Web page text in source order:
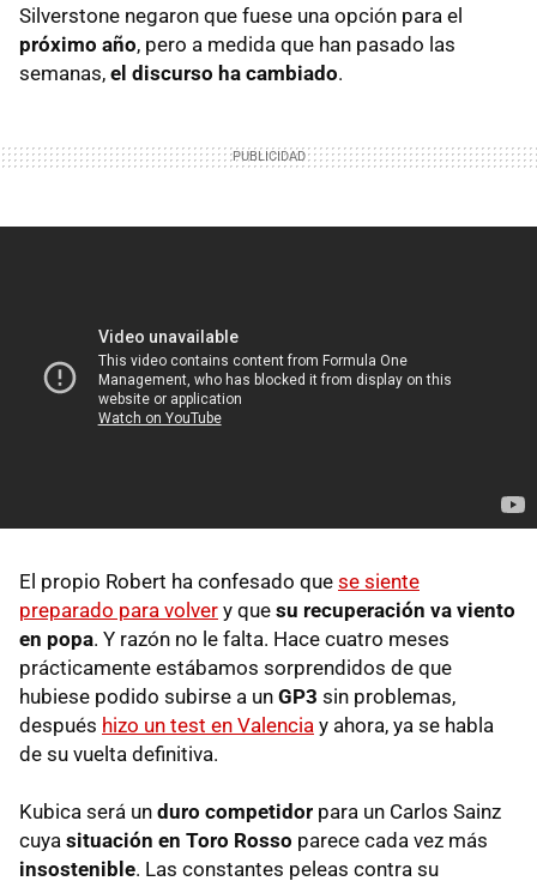
Silverstone negaron que fuese una opción para el
próximo año, pero a medida que han pasado las
semanas, el discurso ha cambiado.
El propio Robert ha confesado que se siente
preparado para volver y que su recuperación va viento
en popa. Y razón no le falta. Hace cuatro meses
prácticamente estábamos sorprendidos de que
hubiese podido subirse a un GP3 sin problemas,
después hizo un test en Valencia y ahora, ya se habla
de su vuelta definitiva.
Kubica será un duro competidor para un Carlos Sainz
cuya situación en Toro Rosso parece cada vez más
insostenible. Las constantes peleas contra su